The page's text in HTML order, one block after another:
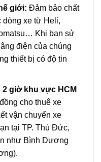
giới: Đảm bảo chất
dòng xe từ Heli,
Khi bạn sử
điện của chúng
thiết bị có độ tin
giờ khu vực HCM
cho thuê xe
vận chuyển xe
tại TP. Thủ Đức,
như Bình Dương